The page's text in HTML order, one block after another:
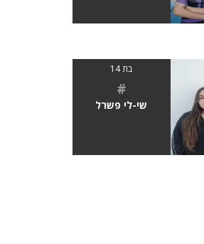
בת 14
#
שי-לי פשרל